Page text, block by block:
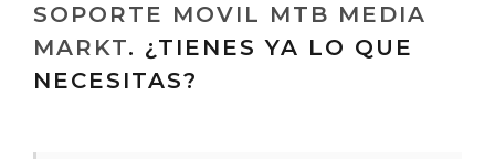
SOPORTE MOVIL MTB MEDIA
MARKT. ¿TIENES YA LO QUE
NECESITAS?